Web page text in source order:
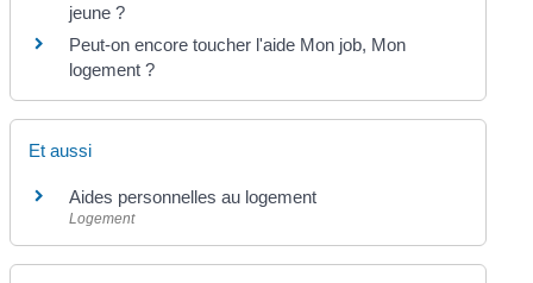
jeune ?
Peut-on encore toucher l'aide Mon job, Mon
logement ?
Et aussi
Aides personnelles au logement
Logement